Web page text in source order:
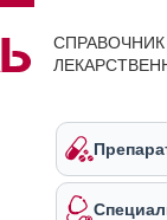
СПРАВОЧНИК